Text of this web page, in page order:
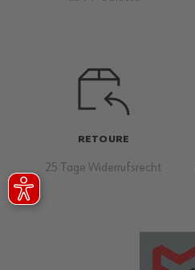
RETOURE
25 Tage Widerrufsrecht